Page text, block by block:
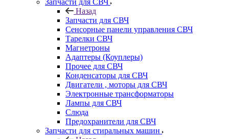
Запчасти для СВЧ
Назад
Запчасти для СВЧ
Сенсорные панели управления СВЧ
Тарелки СВЧ
Магнетроны
Адаптеры (Коуплеры)
Прочее для СВЧ
Конденсаторы для СВЧ
Двигатели , моторы для СВЧ
Электронные трансформаторы
Лампы для СВЧ
Слюда
Предохранители для СВЧ
Запчасти для стиральных машин